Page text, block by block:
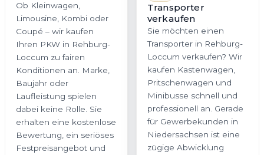
Ob Kleinwagen,
Limousine, Kombi oder
Coupé – wir kaufen
Ihren PKW in Rehburg-
Loccum zu fairen
Konditionen an. Marke,
Baujahr oder
Laufleistung spielen
dabei keine Rolle. Sie
erhalten eine kostenlose
Bewertung, ein seriöses
Festpreisangebot und
Transporter
verkaufen
Sie möchten einen
Transporter in Rehburg-
Loccum verkaufen? Wir
kaufen Kastenwagen,
Pritschenwagen und
Minibusse schnell und
professionell an. Gerade
für Gewerbekunden in
Niedersachsen ist eine
zügige Abwicklung